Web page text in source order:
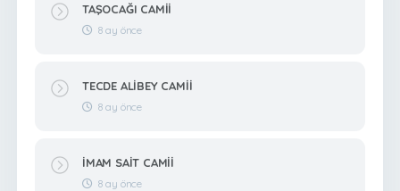
TAŞOCAĞI CAMİİ
8 ay önce
TECDE ALİBEY CAMİİ
8 ay önce
İMAM SAİT CAMİİ
8 ay önce